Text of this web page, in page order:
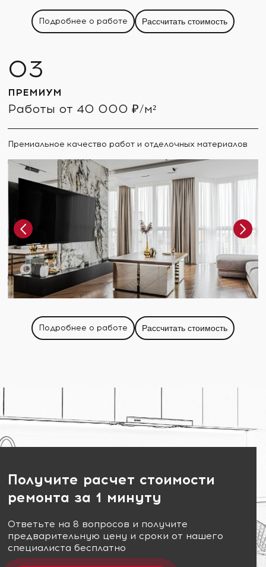
Подробнее о работе Рассчитать стоимость
ПРЕМИУМ
Работы от 40 000 ₽/м²
Премиальное качество работ и отделочных материалов
Подробнее о работе Рассчитать стоимость
Получите расчет стоимости
ремонта за 1 минуту
Ответьте на 8 вопросов и получите
предварительную цену и сроки от нашего
специалиста бесплатно